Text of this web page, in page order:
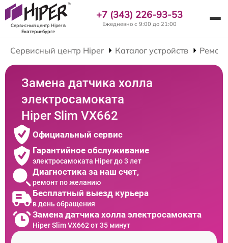
Сервисный центр Hiperв
Екатеринбурге
+7 (343) 226-93-53
Ежедневно с 9:00 до 21:00
Сервисный центр Hiper Каталог устройств
Замена датчика холла
электросамоката
Hiper Slim VX662
Официальный сервис
Гарантийное обслуживание
электросамоката Hiper до 3 лет
Диагностика за наш счет,
ремонт по желанию
Бесплатный выезд курьера
в день обращения
Замена датчика холла электросамоката
Hiper Slim VX662 от 35 минут